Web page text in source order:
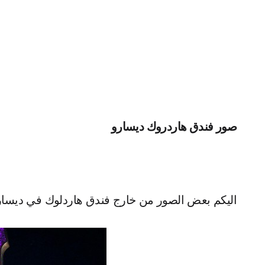
صور فندق هاردروك ديسارو
اليكم بعض الصور من خارج فندق هاردلوك في